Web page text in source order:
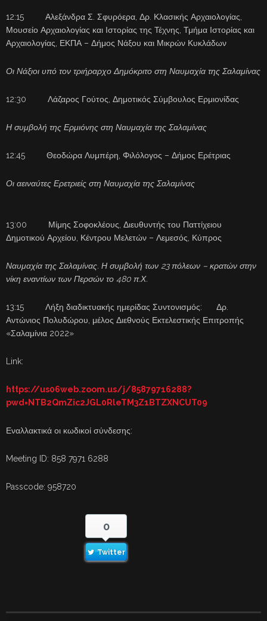
12:15 Αλεξάνδρα Σ. Σφυρόερα, Δρ. Κλασικής Αρχαιολογίας,
Μουσείο Αρχαιολογίας και Ιστορίας της Τέχνης, Τμήμα Ιστορίας και
Αρχαιολογίας, ΕΚΠΑ – Δήμος Νάξου και Μικρών Κυκλάδων
Οι Νάξιοι υπό τον τριήραρχο Δημόκριτο στη Ναυμαχία της Σαλαμίνας
12:30 Λάζαρος Γούτος, Δημοτικός Σύμβουλος Ερμιονίδας
Η συμβολή της Ερμιόνης στη Ναυμαχία της Σαλαμίνας
12:45 Θεοδώρα Λυμπέρη, Φιλόλογος – Δήμος Ερέτριας
Οι αειναύτες Ερετριείς στη Ναυμαχία της Σαλαμίνας
13:00 Μίμης Σοφοκλέους, Διευθυντής του Παττίχειου
Δημοτικού Αρχείου, Κέντρου Μελετών – Λεμεσός, Κύπρος
Ναυμαχία της Σαλαμίνας. Η συμβολή των 23 πόλεων – κρατών στην
νίκη εναντίων των Περσών το 480 π.Χ.
13:15 Λήξη διαδικτυακής ημερίδας Συντονισμός: Δρ.
Αντώνιος Πολυδώρου, μέλος Διεθνούς Εκτελεστικής Επιτροπής
«Σαλαμίνια 2022»
Link:
https://us06web.zoom.us/j/85879716288?
pwd=NTB2QmZic2JGL0RleTM3Z1BTZXNCUT09
Εναλλακτικά οι κωδικοί σύνδεσης:
Meeting ID: 858 7971 6288
Passcode: 958720
0
Twitter